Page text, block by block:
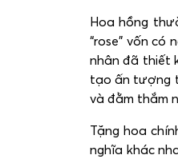
Hoa hồng
“rose” vốn
nhân đã thiết
tạo ấn tượng
và đằm thắm
Tặng hoa
nghĩa khác